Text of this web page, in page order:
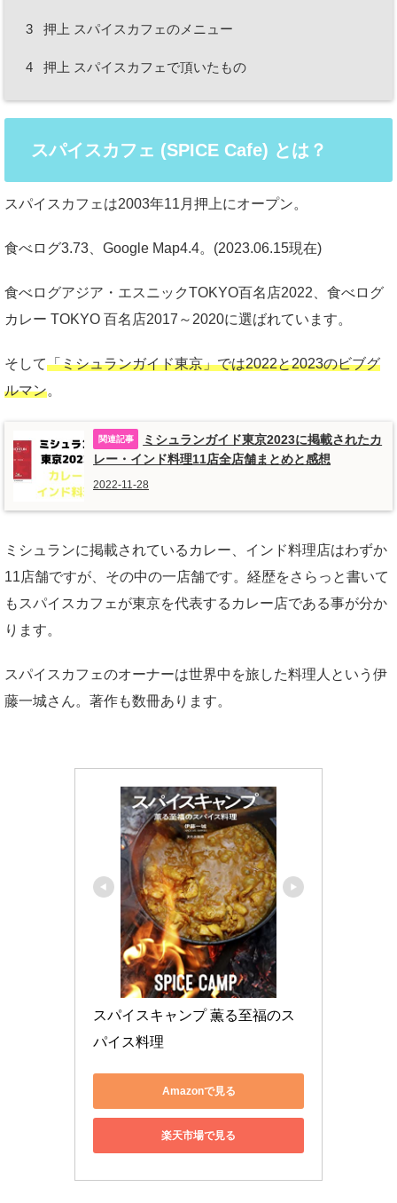
3 押上 スパイスカフェのメニュー
4 押上 スパイスカフェで頂いたもの
スパイスカフェ (SPICE Cafe) とは？
スパイスカフェは2003年11月押上にオープン。
食べログ3.73、Google Map4.4。(2023.06.15現在)
食べログアジア・エスニックTOKYO百名店2022、食べログ
カレー TOKYO 百名店2017～2020に選ばれています。
そして「ミシュランガイド東京」では2022と2023のビブグ
ルマン。
ミシュランガイド東京2023に掲載されたカ
レー・インド料理11店全店舗まとめと感想
2022-11-28
ミシュランに掲載されているカレー、インド料理店はわずか
11店舗ですが、その中の一店舗です。経歴をさらっと書いて
もスパイスカフェが東京を代表するカレー店である事が分か
ります。
スパイスカフェのオーナーは世界中を旅した料理人という伊
藤一城さん。著作も数冊あります。
スパイスキャンプ 薫る至福のス
パイス料理
Amazonで見る
楽天市場で見る